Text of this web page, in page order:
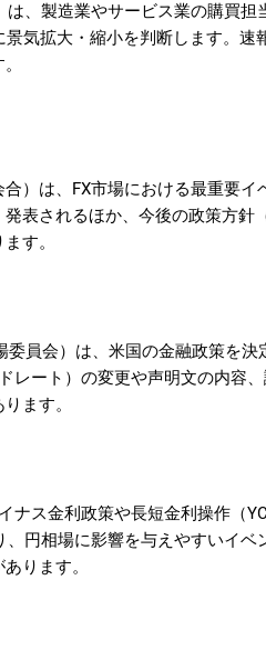
は、製造業やサービス業の購買担
気拡大・縮小を判断します。速
）は、FX市場における最重要イ
表されるほか、今後の政策方針
す。
員会）は、米国の金融政策を決
レート）の変更や声明文の内容
ます。
ナス金利政策や長短金利操作（
円相場に影響を与えやすいイベ
ります。